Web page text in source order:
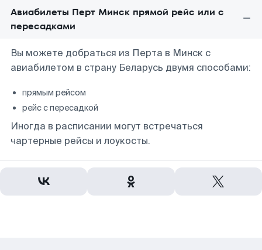
Авиабилеты Перт Минск прямой рейс или с
пересадками
Вы можете добраться из Перта в Минск с
авиабилетом в страну Беларусь двумя способами:
прямым рейсом
рейс с пересадкой
Иногда в расписании могут встречаться
чартерные рейсы и лоукосты.